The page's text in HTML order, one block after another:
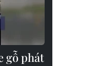
gỗ phát